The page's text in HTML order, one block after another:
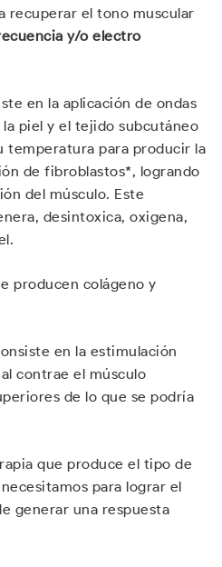
recuperar el tono muscular
y/o electro
en la aplicación de ondas
piel y el tejido subcutáneo
temperatura para producir la
de fibroblastos*, logrando
del músculo. Este
desintoxica, oxigena,
producen colágeno y
en la estimulación
contrae el músculo
de lo que se podría
que produce el tipo de
para lograr el
generar una respuesta